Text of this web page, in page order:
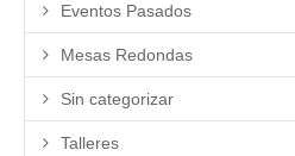
Eventos Pasados
Mesas Redondas
Sin categorizar
Talleres